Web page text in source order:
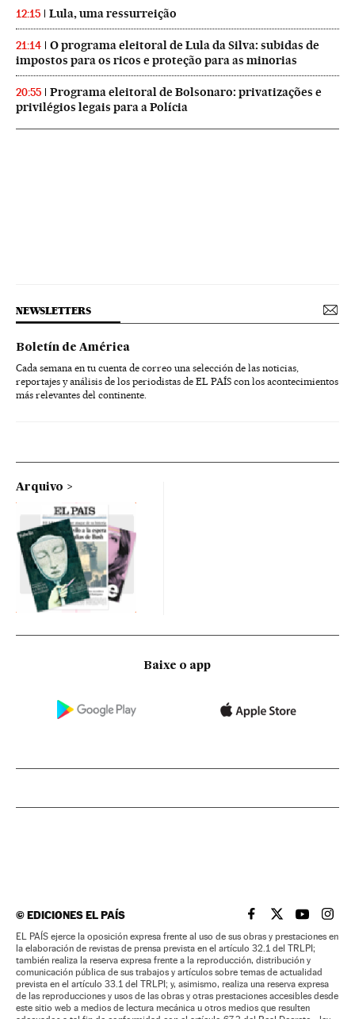
12:15 Lula, uma ressurreição
21:14
O programa eleitoral de Lula da Silva: subidas de
impostos para os ricos e proteção para as minorias
20:55
Programa eleitoral de Bolsonaro: privatizações e
privilégios legais para a Polícia
NEWSLETTERS
Boletín de América
Cada semana en tu cuenta de correo una selección de las noticias,
reportajes y análisis de los periodistas de EL PAÍS con los acontecimientos
más relevantes del continente.
Arquivo
Baixe o app
©EDICIONES EL PAÍS EL PAÍS BRASIL EN
EL PAÍSEL PAÍS
EL
EL PAÍS ejerce la oposición expresa frente al uso de sus obras y prestaciones en
la elaboración de revistas de prensa prevista en el artículo 32.1 del TRLPI;
también realiza la reserva expresa frente a la reproducción, distribución y
comunicación pública de sus trabajos y artículos sobre temas de actualidad
prevista en el artículo 33.1 del TRLPI; y, asimismo, realiza una reserva expresa
de las reproducciones y usos de las obras y otras prestaciones accesibles desde
este sitio web a medios de lectura mecánica u otros medios que resulten